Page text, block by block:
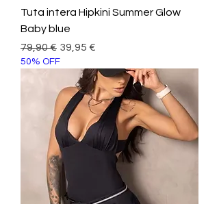
Tuta intera Hipkini Summer Glow
Baby blue
Prezzo regolare
79,90 € Prezzo scontato
39,95 €
50% OFF